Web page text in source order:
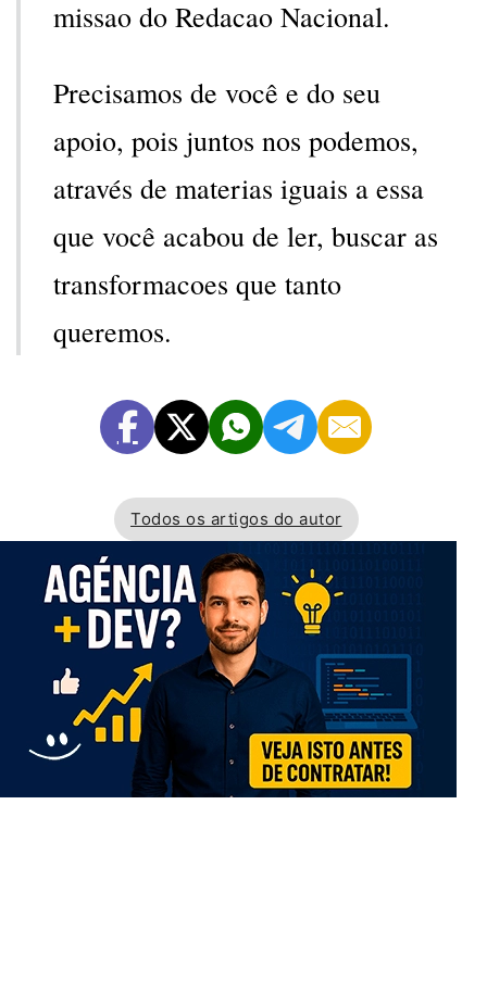
missao do Redacao Nacional.
Precisamos de você e do seu
apoio, pois juntos nos podemos,
através de materias iguais a essa
que você acabou de ler, buscar as
transformacoes que tanto
queremos.
Todos os artigos do autor